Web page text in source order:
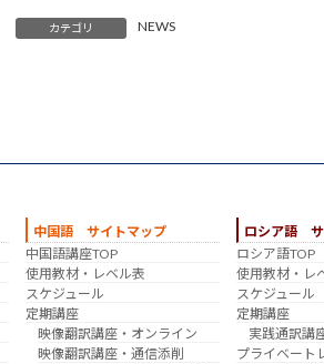
カテゴリ NEWS
中国語 サイトマップ
中国語講座TOP
使用教材・レベル表
スケジュール
定期講座
映像翻訳講座・オンライン
映像翻訳講座・通信添削
ロシア語 サ
ロシア語TOP
使用教材・レ
スケジュール
定期講座
実践通訳講
プライベート